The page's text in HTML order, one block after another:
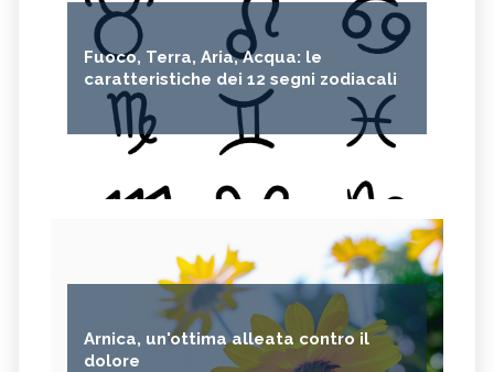
Fuoco, Terra, Aria, Acqua: le
caratteristiche dei 12 segni zodiacali
Arnica, un'ottima alleata contro il
dolore